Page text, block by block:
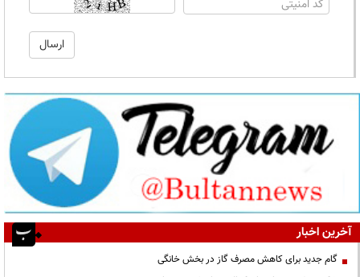
آخرین اخبار
گام جدید برای کاهش مصرف گاز در بخش خانگی